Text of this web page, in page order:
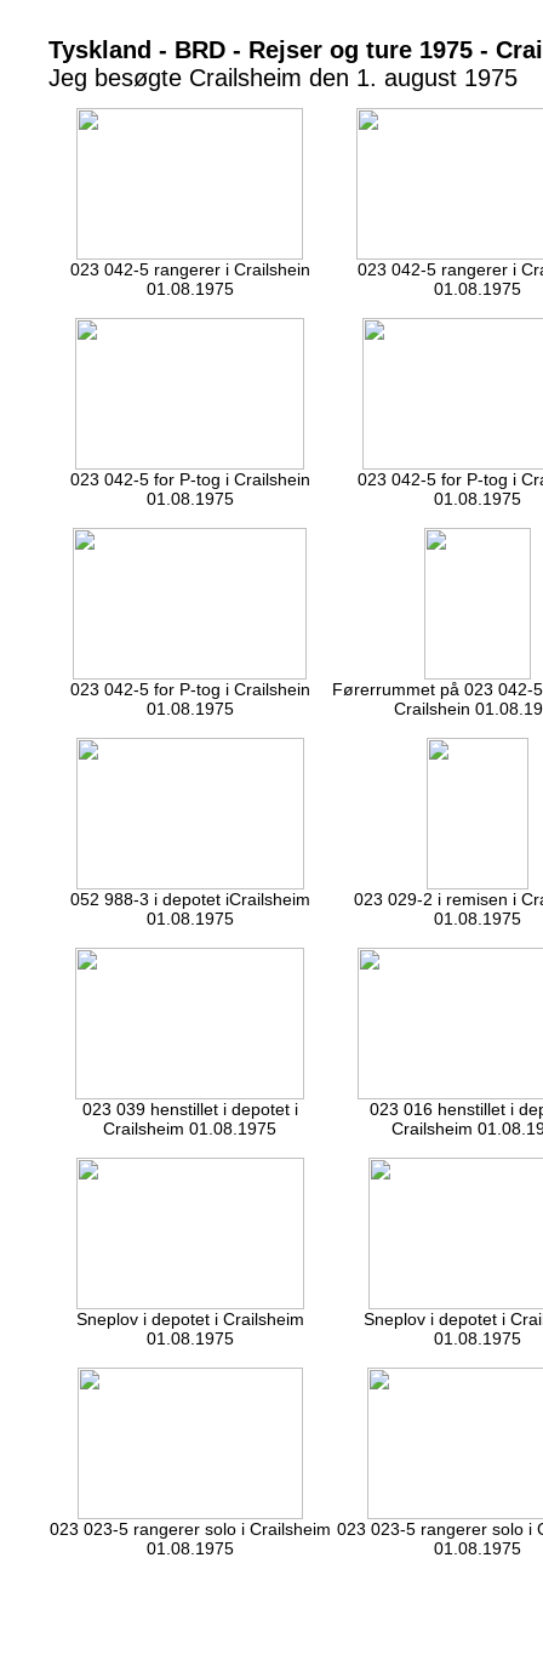
Tyskland - BRD - Rejser og ture 1975 -
Jeg besøgte Crailsheim den 1. august 1975
023 042-5 rangerer i Crailshein
01.08.1975
023 042-5 rangerer i
01.08.1975
023 042-5 for P-tog i Crailshein
01.08.1975
023 042-5 for P-tog i
01.08.1975
023 042-5 for P-tog i Crailshein
01.08.1975
Førerrummet på 023 042-
Crailshein
052 988-3 i depotet iCrailsheim
01.08.1975
023 029-2 i remisen i
01.08.1975
023 039 henstillet i depotet i
Crailsheim 01.08.1975
023 016 henstillet i
Crailsheim
Sneplov i depotet i Crailsheim
01.08.1975
Sneplov i depotet i
01.08.1975
023 023-5 rangerer solo i Crailsheim
01.08.1975
023 023-5 rangerer solo i
01.08.1975